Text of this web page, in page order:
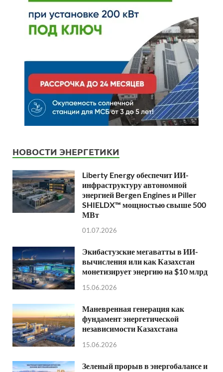
НОВОСТИ ЭНЕРГЕТИКИ
Liberty Energy обеспечит ИИ-
инфраструктуру автономной
энергией Bergen Engines и Piller
SHIELDX™ мощностью свыше 500
МВт
01.07.2026
Экибастузские мегаватты в ИИ-
вычисления или как Казахстан
монетизирует энергию на $10 млрд
15.06.2026
Маневренная генерация как
фундамент энергетической
независимости Казахстана
15.06.2026
Зеленый прорыв в энергобалансе и